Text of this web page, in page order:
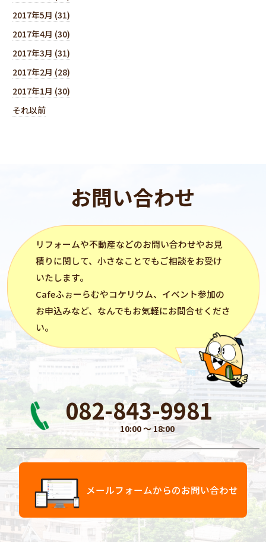
2017年5月 (31)
2017年4月 (30)
2017年3月 (31)
2017年2月 (28)
2017年1月 (30)
それ以前
お問い合わせ
リフォームや不動産などのお問い合わせやお見
積りに関して、小さなことでもご相談をお受け
いたします。
Cafeふぉーらむやコケリウム、イベント参加の
お申込みなど、なんでもお気軽にお問合せくださ
い。
082-843-9981
10:00 〜 18:00
メールフォームからのお問い合わせ